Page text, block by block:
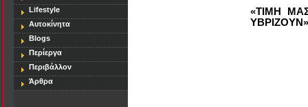
Lifestyle
Αυτοκίνητα
Blogs
Περίεργα
Περιβάλλον
Άρθρα
«ΤΙΜΗ